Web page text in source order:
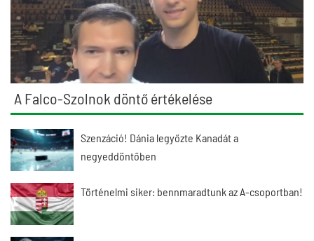
A Falco-Szolnok döntő értékelése
Szenzáció! Dánia legyőzte Kanadát a
negyeddöntőben
Történelmi siker: bennmaradtunk az A-csoportban!